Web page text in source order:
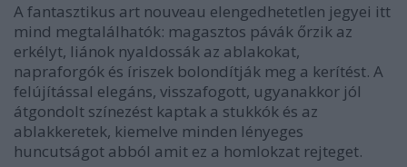
A fantasztikus art nouveau elengedhetetlen jegyei itt
mind megtalálhatók: magasztos pávák őrzik az
erkélyt, liánok nyaldossák az ablakokat,
napraforgók és íriszek bolondítják meg a kerítést. A
felújítással elegáns, visszafogott, ugyanakkor jól
átgondolt színezést kaptak a stukkók és az
ablakkeretek, kiemelve minden lényeges
huncutságot abból amit ez a homlokzat rejteget.